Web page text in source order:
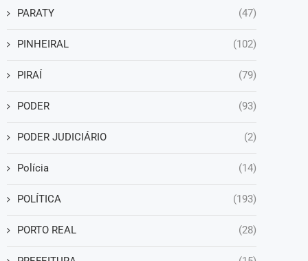
PARATY (47)
PINHEIRAL (102)
PIRAÍ (79)
PODER (93)
PODER JUDICIÁRIO (2)
Polícia (14)
POLÍTICA (193)
PORTO REAL (28)